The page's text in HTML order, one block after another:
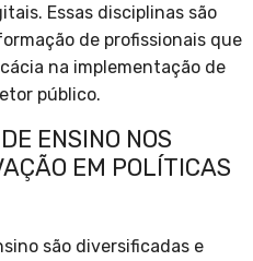
Essas disciplinas são
de profissionais que
na implementação de
público.
ENSINO NOS
EM POLÍTICAS
são diversificadas e